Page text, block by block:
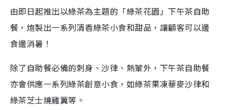
由即日起推出以綠茶為主題的「綠茶花園」下午茶自助
餐，炮製出一系列清香綠茶小食和甜品，讓顧客可以邊
食邊消暑！
除了自助餐必備的刺身、沙律、熱葷外，下午茶自助餐
亦會供應一系列綠茶創意小食，如綠茶果凍藜麥沙律和
綠茶芝士燒雞翼等。